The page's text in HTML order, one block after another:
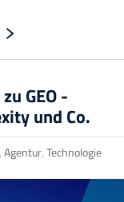
GEO -
und Co.
Agentur,Technologie